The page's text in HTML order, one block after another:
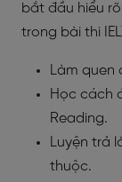
bắt đầu hiểu
trong bài thi
Làm quen
Học cách
Reading.
Luyện trả
thuộc.